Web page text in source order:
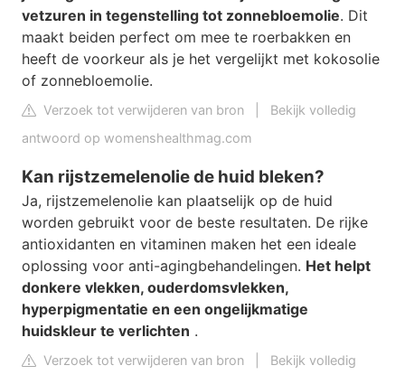
vetzuren in tegenstelling tot zonnebloemolie. Dit
maakt beiden perfect om mee te roerbakken en
heeft de voorkeur als je het vergelijkt met kokosolie
of zonnebloemolie.
Verzoek tot verwijderen van bron
Bekijk volledig
antwoord op womenshealthmag.com
Kan rijstzemelenolie de huid bleken?
Ja, rijstzemelenolie kan plaatselijk op de huid
worden gebruikt voor de beste resultaten. De rijke
antioxidanten en vitaminen maken het een ideale
oplossing voor anti-agingbehandelingen. Het helpt
donkere vlekken, ouderdomsvlekken,
hyperpigmentatie en een ongelijkmatige
huidskleur te verlichten .
Verzoek tot verwijderen van bron
Bekijk volledig